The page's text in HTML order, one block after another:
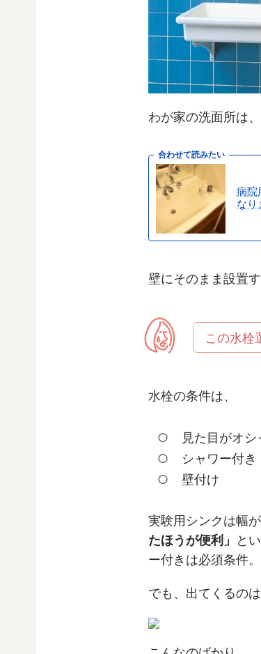
わが家の洗面所は
合わせて読みたい
病院
なり
壁にそのまま設置
この水栓
水栓の条件は、
見た目がオシ
シャワー付き
壁付け
実験用シンクは幅が
たほうが便利」
と
ー付きは必須条件。
でも、出てくるのは